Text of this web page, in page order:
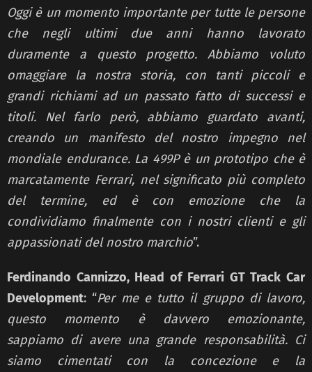
Oggi è un momento importante per tutte le persone
che negli ultimi due anni hanno lavorato
duramente a questo progetto. Abbiamo voluto
omaggiare la nostra storia, con tanti piccoli e
grandi richiami ad un passato fatto di successi e
titoli. Nel farlo però, abbiamo guardato avanti,
creando un manifesto del nostro impegno nel
mondiale endurance. La 499P è un prototipo che è
marcatamente Ferrari, nel significato più completo
del termine, ed è con emozione che la
condividiamo finalmente con i nostri clienti e gli
appassionati del nostro marchio”.
Ferdinando Cannizzo, Head of Ferrari GT Track Car
Development: “Per me e tutto il gruppo di lavoro,
questo momento è davvero emozionante,
sappiamo di avere una grande responsabilità. Ci
siamo cimentati con la concezione e la